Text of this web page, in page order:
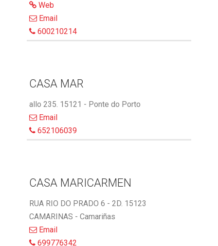
Web
Email
600210214
CASA MAR
allo 235. 15121 - Ponte do Porto
Email
652106039
CASA MARICARMEN
RUA RIO DO PRADO 6 - 2D. 15123
CAMARINAS - Camariñas
Email
699776342